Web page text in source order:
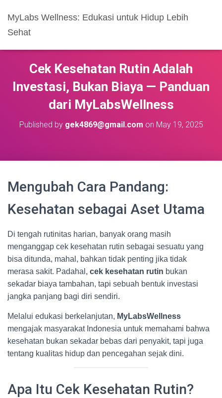
MyLabs Wellness: Edukasi untuk Hidup Lebih
Sehat
Cek Kesehatan Rutin Adalah
Investasi, Bukan Biaya — Panduan
dari MyLabsWellness
Published by gek4869@gmail.com on May 19, 2025
Mengubah Cara Pandang:
Kesehatan sebagai Aset Utama
Di tengah rutinitas harian, banyak orang masih
menganggap cek kesehatan rutin sebagai sesuatu yang
bisa ditunda, mahal, bahkan tidak penting jika tidak
merasa sakit. Padahal, cek kesehatan rutin bukan
sekadar biaya tambahan, tapi sebuah bentuk investasi
jangka panjang bagi diri sendiri.
Melalui edukasi berkelanjutan, MyLabsWellness
mengajak masyarakat Indonesia untuk memahami bahwa
kesehatan bukan sekadar bebas dari penyakit, tapi juga
tentang kualitas hidup dan pencegahan sejak dini.
Apa Itu Cek Kesehatan Rutin?